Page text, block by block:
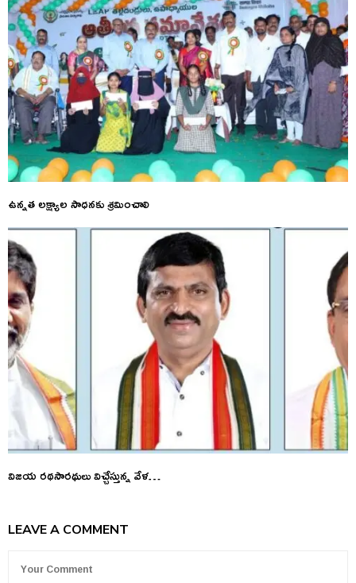
ఉన్నత లక్ష్యాల సాధనకు శ్రమించాలి
విజయ రథసారథులు విచ్చేస్తున్న వేళ…
LEAVE A COMMENT